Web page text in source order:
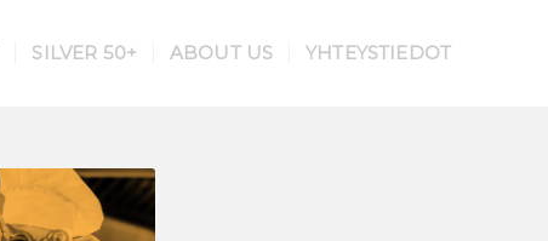
SILVER 50+ ABOUT US YHTEYSTIEDOT